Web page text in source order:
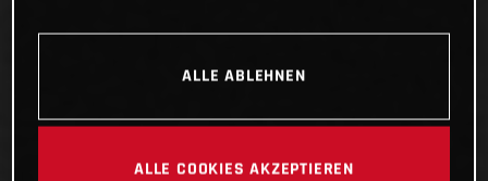
ALLE ABLEHNEN
ALLE COOKIES AKZEPTIEREN